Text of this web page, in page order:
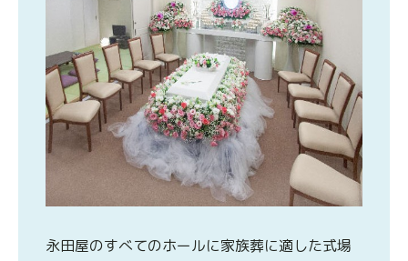
永田屋のすべてのホールに家族葬に適した式場